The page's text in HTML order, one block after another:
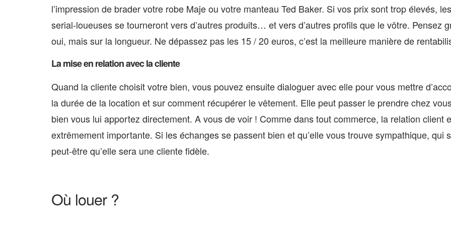
l’impression de brader votre robe Maje ou votre manteau Ted Baker. Si vos prix sont trop élevés, les
serial-loueuses se tourneront vers d’autres produits… et vers d’autres profils que le vôtre. Pensez
oui, mais sur la longueur. Ne dépassez pas les 15 / 20 euros, c’est la meilleure manière de
La mise en relation avec la cliente
Quand la cliente choisit votre bien, vous pouvez ensuite dialoguer avec elle pour vous mettre
la durée de la location et sur comment récupérer le vêtement. Elle peut passer le prendre chez
bien vous lui apportez directement. A vous de voir ! Comme dans tout commerce, la relation client
extrêmement importante. Si les échanges se passent bien et qu’elle vous trouve sympathique, qui
peut-être qu’elle sera une cliente fidèle.
Où louer ?